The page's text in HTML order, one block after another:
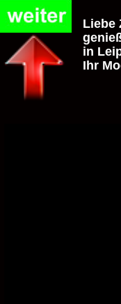
Liebe
in
Ihr